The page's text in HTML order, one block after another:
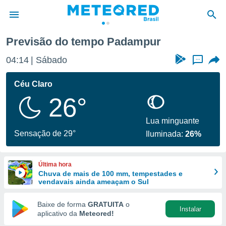
da
fornecidas
a este
das
e
forma
digital
Previsão do tempo Padampur
04:14 Sábado ...
Céu Claro
26°
Sensação de 29°
Lua minguante
Iluminada:26%
Última hora
Chuva de mais de 100 mm, tempestades e
vendavais ainda ameaçam o Sul
Baixe de forma GRATUITA o
aplicativo da Meteored!
Instalar